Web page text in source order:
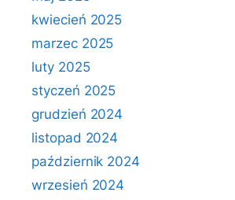
kwiecień 2025
marzec 2025
luty 2025
styczeń 2025
grudzień 2024
listopad 2024
październik 2024
wrzesień 2024